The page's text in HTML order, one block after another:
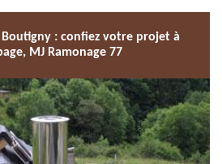
Boutigny : confiez votre projet à
MJ Ramonage 77